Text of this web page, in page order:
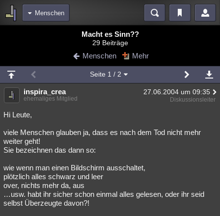
Menschen
Blogs
Chat Wiki Neuigkeiten
meine Rubriken
Menschen Wissenschaft Mystery Kriminalfälle
Spiritualität
Natur Umfragen Unterhaltung
weitere Rubriken
Astronomie Helpdesk Gruppen
Musik Clash Verbesserungen Allmystery
Macht es Sinn??
29 Beiträge
Menschen Mehr
Seite 1 / 2
inspira_crea 27.06.2004 um 09:35
ehemaliges Mitglied Diskussionsleiter
Hi Leute,
viele Menschen glauben ja, dass es nach dem Tod nicht mehr
weiter geht!
Sie bezeichnen das dann so:
wie wenn man einen Bildschirm ausschaltet,
plötzlich alles schwarz und leer
over, nichts mehr da, aus
…usw. habt ihr sicher schon einmal alles gelesen, oder ihr seid
selbst Überzeugte davon?!